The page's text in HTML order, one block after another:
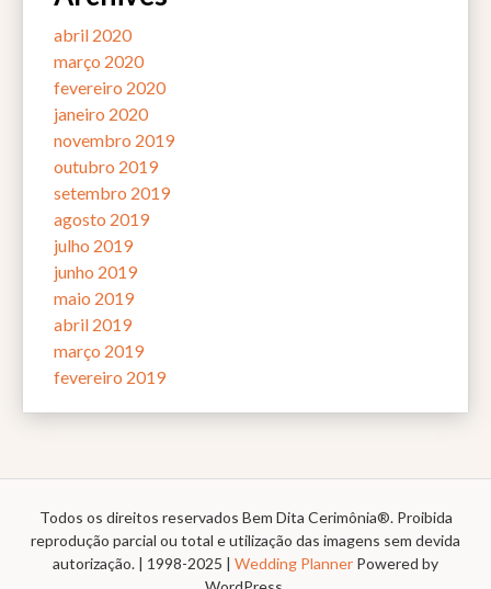
abril 2020
março 2020
fevereiro 2020
janeiro 2020
novembro 2019
outubro 2019
setembro 2019
agosto 2019
julho 2019
junho 2019
maio 2019
abril 2019
março 2019
fevereiro 2019
Todos os direitos reservados Bem Dita Cerimônia®. Proibida
reprodução parcial ou total e utilização das imagens sem devida
autorização. | 1998-2025 | Wedding Planner Powered by